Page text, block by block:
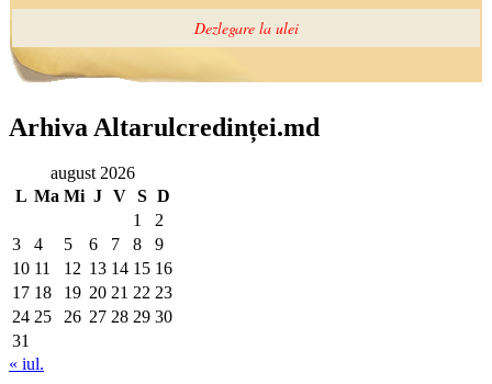
Arhiva Altarulcredinței.md
august 2026
L Ma Mi J V S D
1
2
3
4 5 6 7 8
9
10 11 12 13 14 15 16
17 18 19 20 21 22 23
24 25 26 27 28 29 30
31
« iul.